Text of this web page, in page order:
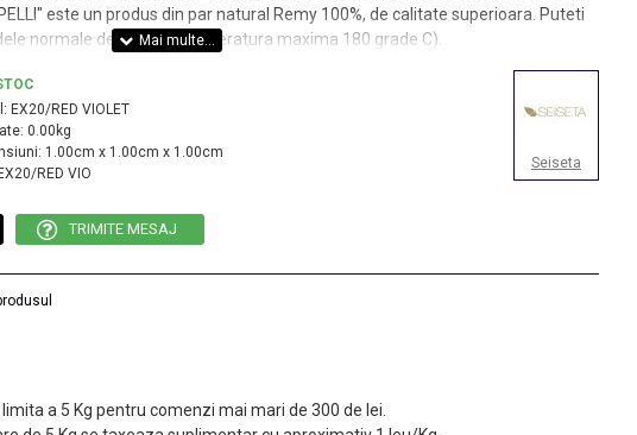
este un produs din par natural Remy 100%, de calitate superioara. Puteti
normale de styling (temperatura maxima 180 grade C).
EX20/RED VIOLET
0.00kg
1.00cm x 1.00cm x 1.00cm
EX20/RED VIO
Seiseta
TRIMITE MESAJ
limita a 5 Kg pentru comenzi mai mari de 300 de lei.